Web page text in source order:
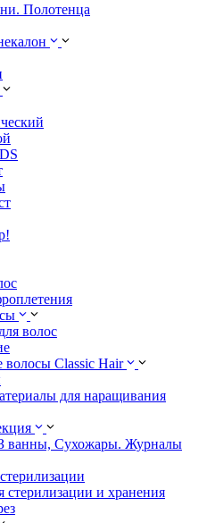
Полотенца
волос
волосы Classic Hair
для наращивания
ванны, Сухожары. Журналы
стерилизации и хранения